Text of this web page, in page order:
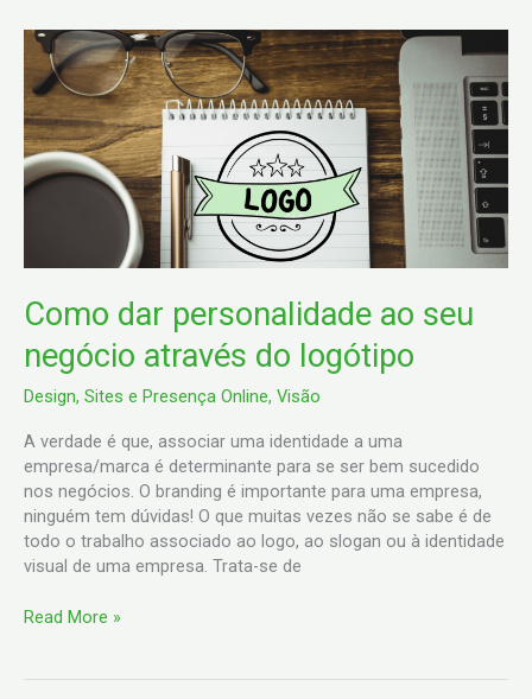
Como dar personalidade ao seu
negócio através do logótipo
Design, Sites e Presença Online, Visão
A verdade é que, associar uma identidade a uma
empresa/marca é determinante para se ser bem sucedido
nos negócios. O branding é importante para uma empresa,
ninguém tem dúvidas! O que muitas vezes não se sabe é de
todo o trabalho associado ao logo, ao slogan ou à identidade
visual de uma empresa. Trata-se de
Como
dar
personalidade
ao
seu
negócio
através
Read More »